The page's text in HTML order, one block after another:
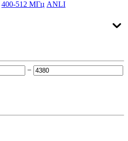
400-512 МГц ANLI
−